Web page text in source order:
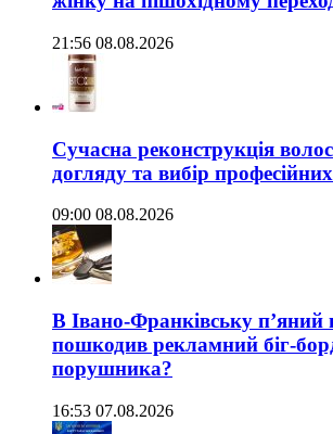
21:56 08.08.2026
Сучасна реконструкція
догляду та вибір професійних
09:00 08.08.2026
В Івано-Франківську п’яний
пошкодив рекламний біг-
порушника?
16:53 07.08.2026